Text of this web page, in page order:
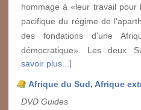
hommage à «leur travail pour
pacifique du régime de
des fondations d'une
démocratique». Les deux
savoir plus...]
Afrique du Sud, Afrique
DVD Guides